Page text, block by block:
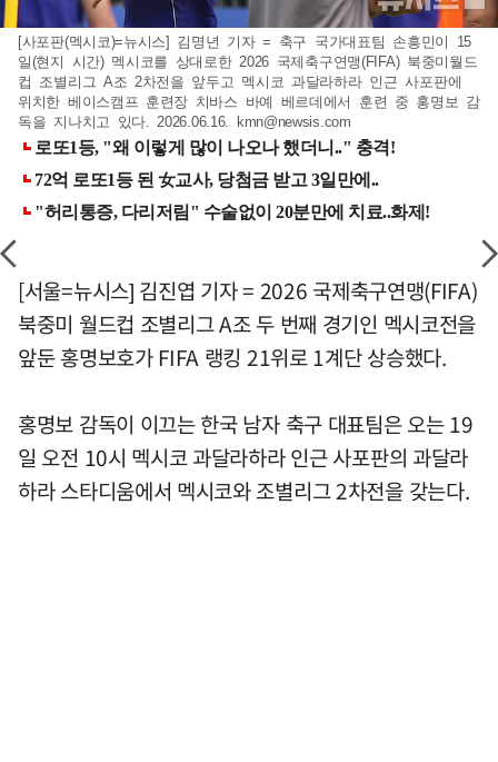
[사포판(멕시코)=뉴시스] 김명년 기자 = 축구 국가대표팀 손흥민이 15
일(현지 시간) 멕시코를 상대로한 2026 국제축구연맹(FIFA) 북중미월드
컵 조별리그 A조 2차전을 앞두고 멕시코 과달라하라 인근 사포판에
위치한 베이스캠프 훈련장 치바스 바예 베르데에서 훈련 중 홍명보 감
독을 지나치고 있다. 2026.06.16.
kmn@newsis.com
[서울=뉴시스] 김진엽 기자 = 2026 국제축구연맹(FIFA)
북중미 월드컵 조별리그 A조 두 번째 경기인 멕시코전을
앞둔 홍명보호가 FIFA 랭킹 21위로 1계단 상승했다.
홍명보 감독이 이끄는 한국 남자 축구 대표팀은 오는 19
일 오전 10시 멕시코 과달라하라 인근 사포판의 과달라
하라 스타디움에서 멕시코와 조별리그 2차전을 갖는다.